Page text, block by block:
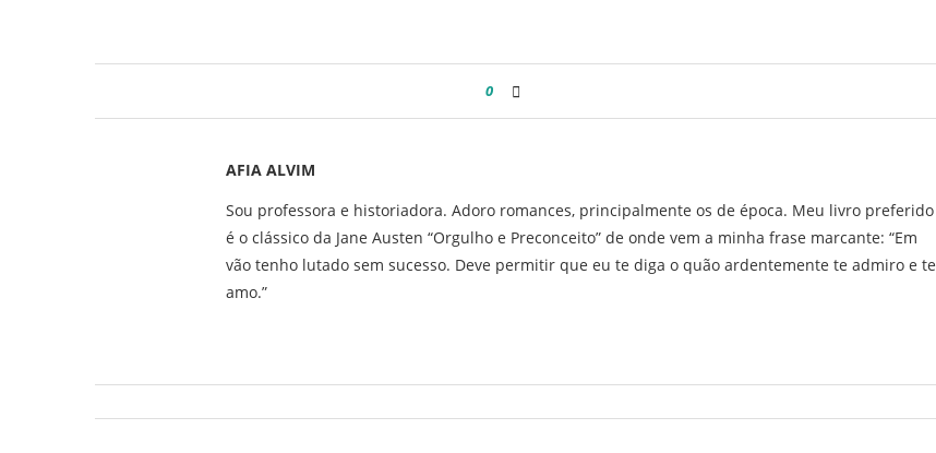
0
AFIA ALVIM
Sou professora e historiadora. Adoro romances, principalmente os de época. Meu livro preferido
é o clássico da Jane Austen “Orgulho e Preconceito” de onde vem a minha frase marcante: “Em
vão tenho lutado sem sucesso. Deve permitir que eu te diga o quão ardentemente te admiro e te
amo.”